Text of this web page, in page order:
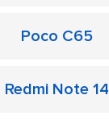
Poco C65
Redmi Note 14